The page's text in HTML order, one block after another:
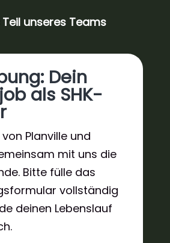
unseres Teams
Dein
als SHK-
Planville und
mit uns die
Bitte fülle das
vollständig
deinen Lebenslauf